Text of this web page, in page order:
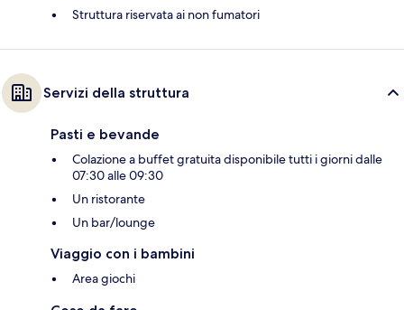
Struttura riservata ai non fumatori
Servizi della struttura
Pasti e bevande
Colazione a buffet gratuita disponibile tutti i giorni dalle
07:30 alle 09:30
Un ristorante
Un bar/lounge
Viaggio con i bambini
Area giochi